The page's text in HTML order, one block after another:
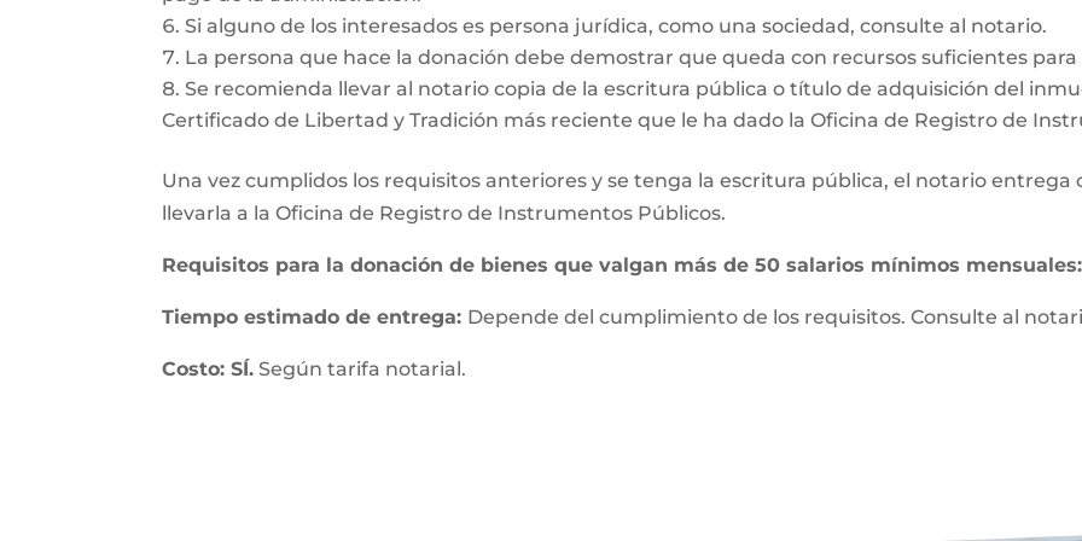
Si alguno de los interesados es persona jurídica, como una sociedad, consulte al notario.
La persona que hace la donación debe demostrar que queda con recursos suficientes
Se recomienda llevar al notario copia de la escritura pública o título de adquisición del
Certificado de Libertad y Tradición más reciente que le ha dado la Oficina de Registro de
Una vez cumplidos los requisitos anteriores y se tenga la escritura pública, el notario
llevarla a la Oficina de Registro de Instrumentos Públicos.
Requisitos para la donación de bienes que valgan más de 50 salarios mínimos mensuales:
Tiempo estimado de entrega: Depende del cumplimiento de los requisitos. Consulte al
Costo: SÍ. Según tarifa notarial.